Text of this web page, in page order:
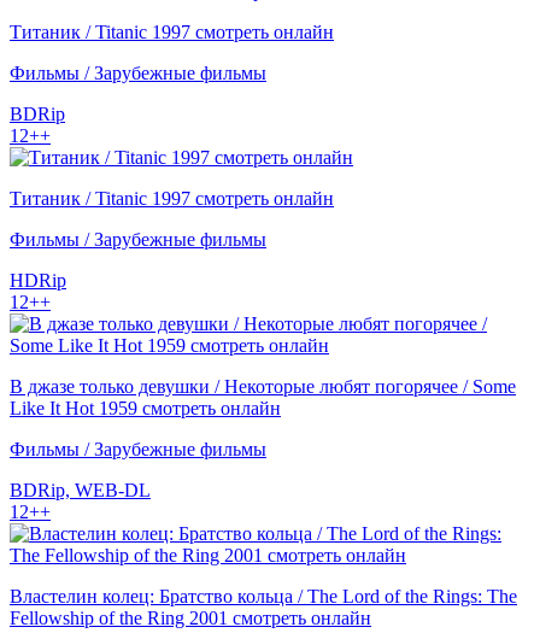
Титаник / Titanic 1997 смотреть онлайн
Фильмы / Зарубежные фильмы
BDRip
12++
Титаник / Titanic 1997 смотреть онлайн
Фильмы / Зарубежные фильмы
HDRip
12++
В джазе только девушки / Некоторые любят погорячее / Some
Like It Hot 1959 смотреть онлайн
Фильмы / Зарубежные фильмы
BDRip, WEB-DL
12++
Властелин колец: Братство кольца / The Lord of the Rings: The
Fellowship of the Ring 2001 смотреть онлайн